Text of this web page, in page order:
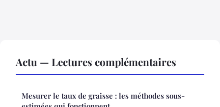
Actu — Lectures complémentaires
Mesurer le taux de graisse : les méthodes sous-